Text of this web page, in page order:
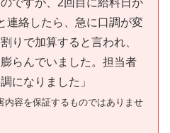
連絡したら、急に口調が変
りで加算すると言われ、
らんでいました。担当者
になりました」
容を保証するものではありませ